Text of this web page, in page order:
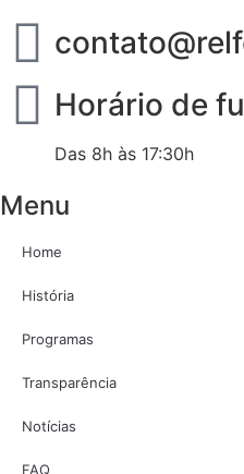
Horário de
Das 8h às 17:30h
Menu
Home
História
Programas
Transparência
Notícias
FAQ